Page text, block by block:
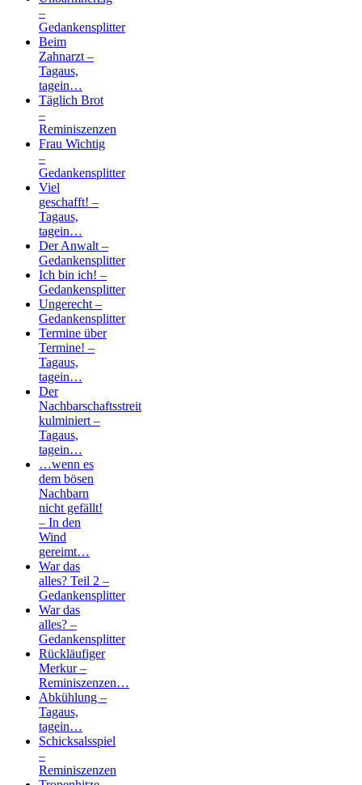
–
Gedankensplitter
Beim
Zahnarzt –
Tagaus,
tagein…
Täglich Brot
–
Reminiszenzen
Frau Wichtig
–
Gedankensplitter
Viel
geschafft! –
Tagaus,
tagein…
Der Anwalt –
Gedankensplitter
Ich bin ich! –
Gedankensplitter
Ungerecht –
Gedankensplitter
Termine über
Termine! –
Tagaus,
tagein…
Der
Nachbarschaftsstreit
kulminiert –
Tagaus,
tagein…
…wenn es
dem bösen
Nachbarn
nicht gefällt!
– In den
Wind
gereimt…
War das
alles? Teil 2 –
Gedankensplitter
War das
alles? –
Gedankensplitter
Rückläufiger
Merkur –
Reminiszenzen…
Abkühlung –
Tagaus,
tagein…
Schicksalsspiel
–
Reminiszenzen